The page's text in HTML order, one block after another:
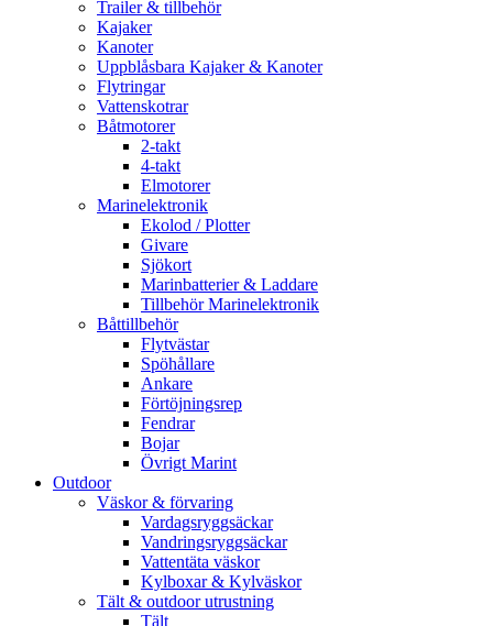
Trailer & tillbehör
Kajaker
Kanoter
Uppblåsbara Kajaker & Kanoter
Flytringar
Vattenskotrar
Båtmotorer
2-takt
4-takt
Elmotorer
Marinelektronik
Ekolod / Plotter
Givare
Sjökort
Marinbatterier & Laddare
Tillbehör Marinelektronik
Båttillbehör
Flytvästar
Spöhållare
Ankare
Förtöjningsrep
Fendrar
Bojar
Övrigt Marint
Outdoor
Väskor & förvaring
Vardagsryggsäckar
Vandringsryggsäckar
Vattentäta väskor
Kylboxar & Kylväskor
Tält & outdoor utrustning
Tält